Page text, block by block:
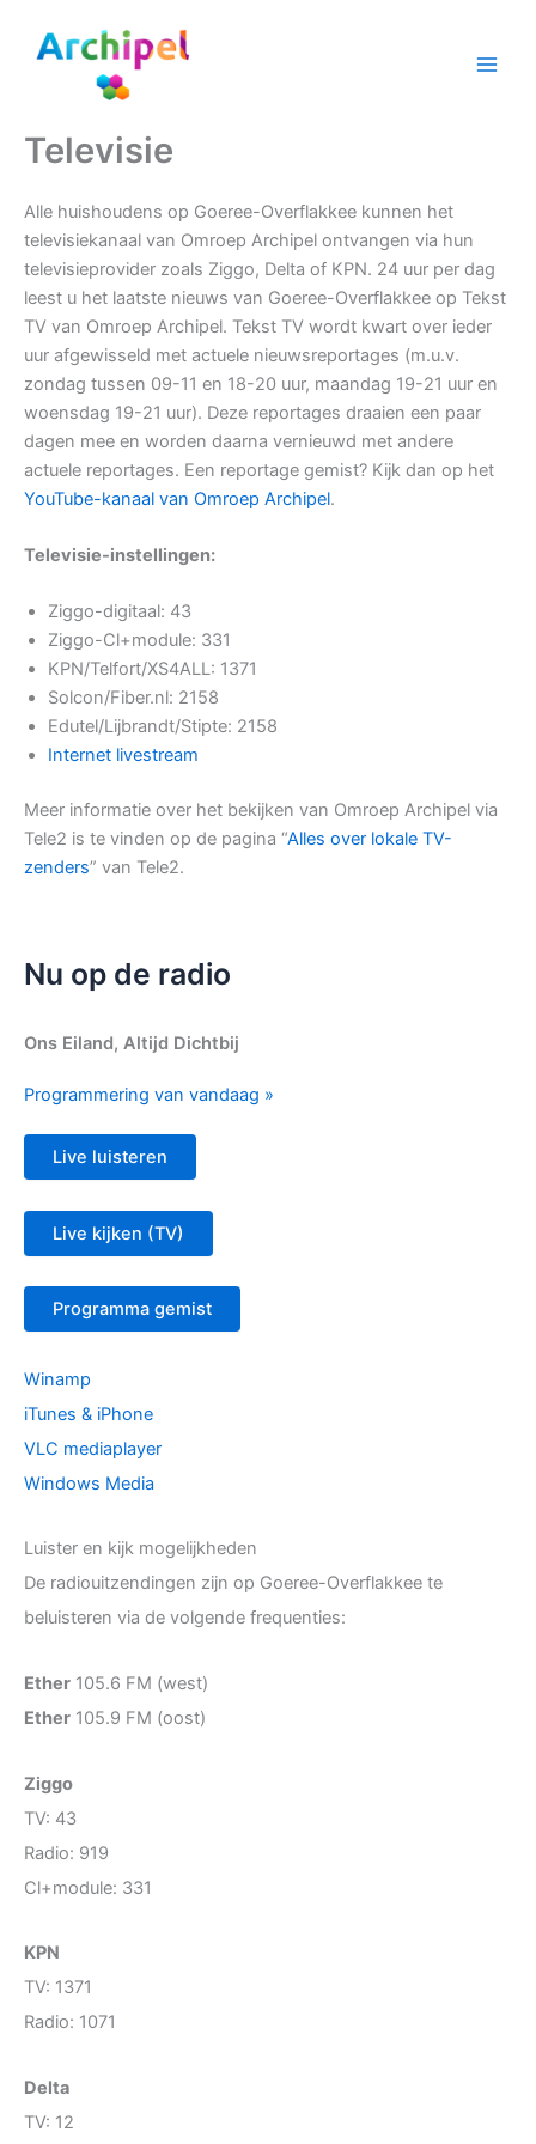
Televisie
Alle huishoudens op Goeree-Overflakkee kunnen het
televisiekanaal van Omroep Archipel ontvangen via hun
televisieprovider zoals Ziggo, Delta of KPN. 24 uur per dag
leest u het laatste nieuws van Goeree-Overflakkee op Tekst
TV van Omroep Archipel. Tekst TV wordt kwart over ieder
uur afgewisseld met actuele nieuwsreportages (m.u.v.
zondag tussen 09-11 en 18-20 uur, maandag 19-21 uur en
woensdag 19-21 uur). Deze reportages draaien een paar
dagen mee en worden daarna vernieuwd met andere
actuele reportages. Een reportage gemist? Kijk dan op het
YouTube-kanaal van Omroep Archipel.
Televisie-instellingen:
Ziggo-digitaal: 43
Ziggo-Cl+module: 331
KPN/Telfort/XS4ALL: 1371
Solcon/Fiber.nl: 2158
Edutel/Lijbrandt/Stipte: 2158
Internet livestream
Meer informatie over het bekijken van Omroep Archipel via
Tele2 is te vinden op de pagina “Alles over lokale TV-
zenders” van Tele2.
Nu op de radio
Ons Eiland, Altijd Dichtbij
Programmering van vandaag »
Live luisteren
Live kijken (TV)
Programma gemist
Winamp
iTunes & iPhone
VLC mediaplayer
Windows Media
Luister en kijk mogelijkheden
De radiouitzendingen zijn op Goeree-Overflakkee te
beluisteren via de volgende frequenties:
Ether 105.6 FM (west)
Ether 105.9 FM (oost)
Ziggo
TV: 43
Radio: 919
Cl+module: 331
KPN
TV: 1371
Radio: 1071
Delta
TV: 12